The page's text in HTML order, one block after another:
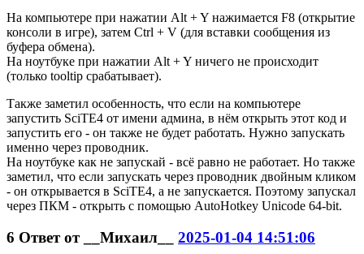
На компьютере при нажатии Alt + Y нажимается F8 (открытие
консоли в игре), затем Ctrl + V (для вставки сообщения из
буфера обмена).
На ноутбуке при нажатии Alt + Y ничего не происходит
(только tooltip срабатывает).
Также заметил особенность, что если на компьютере
запустить SciTE4 от имени админа, в нём открыть этот код и
запустить его - он также не будет работать. Нужно запускать
именно через проводник.
На ноутбуке как не запускай - всё равно не работает. Но также
заметил, что если запускать через проводник двойным кликом
- он открывается в SciTE4, а не запускается. Поэтому запускал
через ПКМ - открыть с помощью AutoHotkey Unicode 64-bit.
6 Ответ от __Михаил__ 2025-01-04 14:51:06